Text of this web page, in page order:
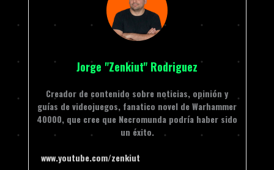
Jorge "Zenkiut" Rodriguez
Creador de contenido sobre noticias, opinión y
guías de videojuegos, fanatico novel de Warhammer
40000, que cree que Necromunda podría haber sido
un éxito.
www.youtube.com/zenkiut